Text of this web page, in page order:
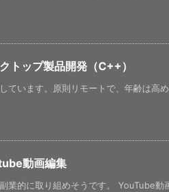
トップ製品開発（C++）
ています。原則リモートで、年齢は高
動画編集
業的に取り組めそうです。 YouTube動